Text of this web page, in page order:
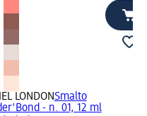
LONDONSmalto
- n. 01, 12 ml